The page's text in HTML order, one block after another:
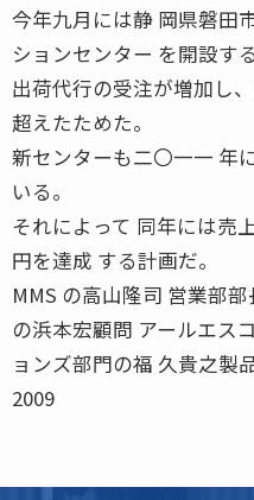
今年九月には静 岡県磐田
ションセンター を開設する
出荷代行の受注が増加し
超えたためた。
新センターも二〇一一 年
いる。
それによって 同年には売
円を達成 する計画だ。
MMS の高山隆司 営業部
の浜本宏顧問 アールエス
ョンズ部門の福 久貴之
2009